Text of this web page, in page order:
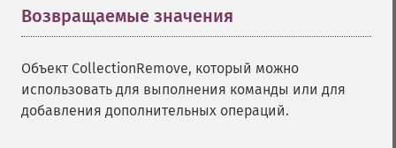
Возвращаемые значения
Объект CollectionRemove, который можно
использовать для выполнения команды или для
добавления дополнительных операций.